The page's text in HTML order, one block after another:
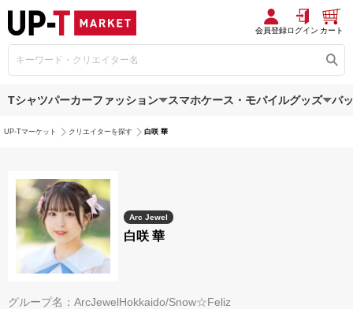
会員登録ログイン カート
Tシャツパーカーファッション スマホケース・モバイルグッズ バ
UP-Tマーケット クリエイターを探す 白咲 華
Arc Jewel
白咲 華
グループ名：ArcJewelHokkaido/Snow☆Feliz